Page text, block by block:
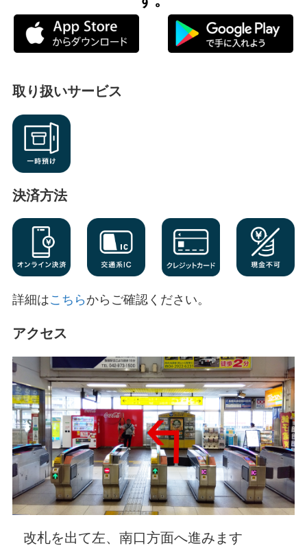
取り扱いサービス
決済方法
詳細はこちら からご確認ください。
アクセス
改札を出て左、南口方面へ進みます